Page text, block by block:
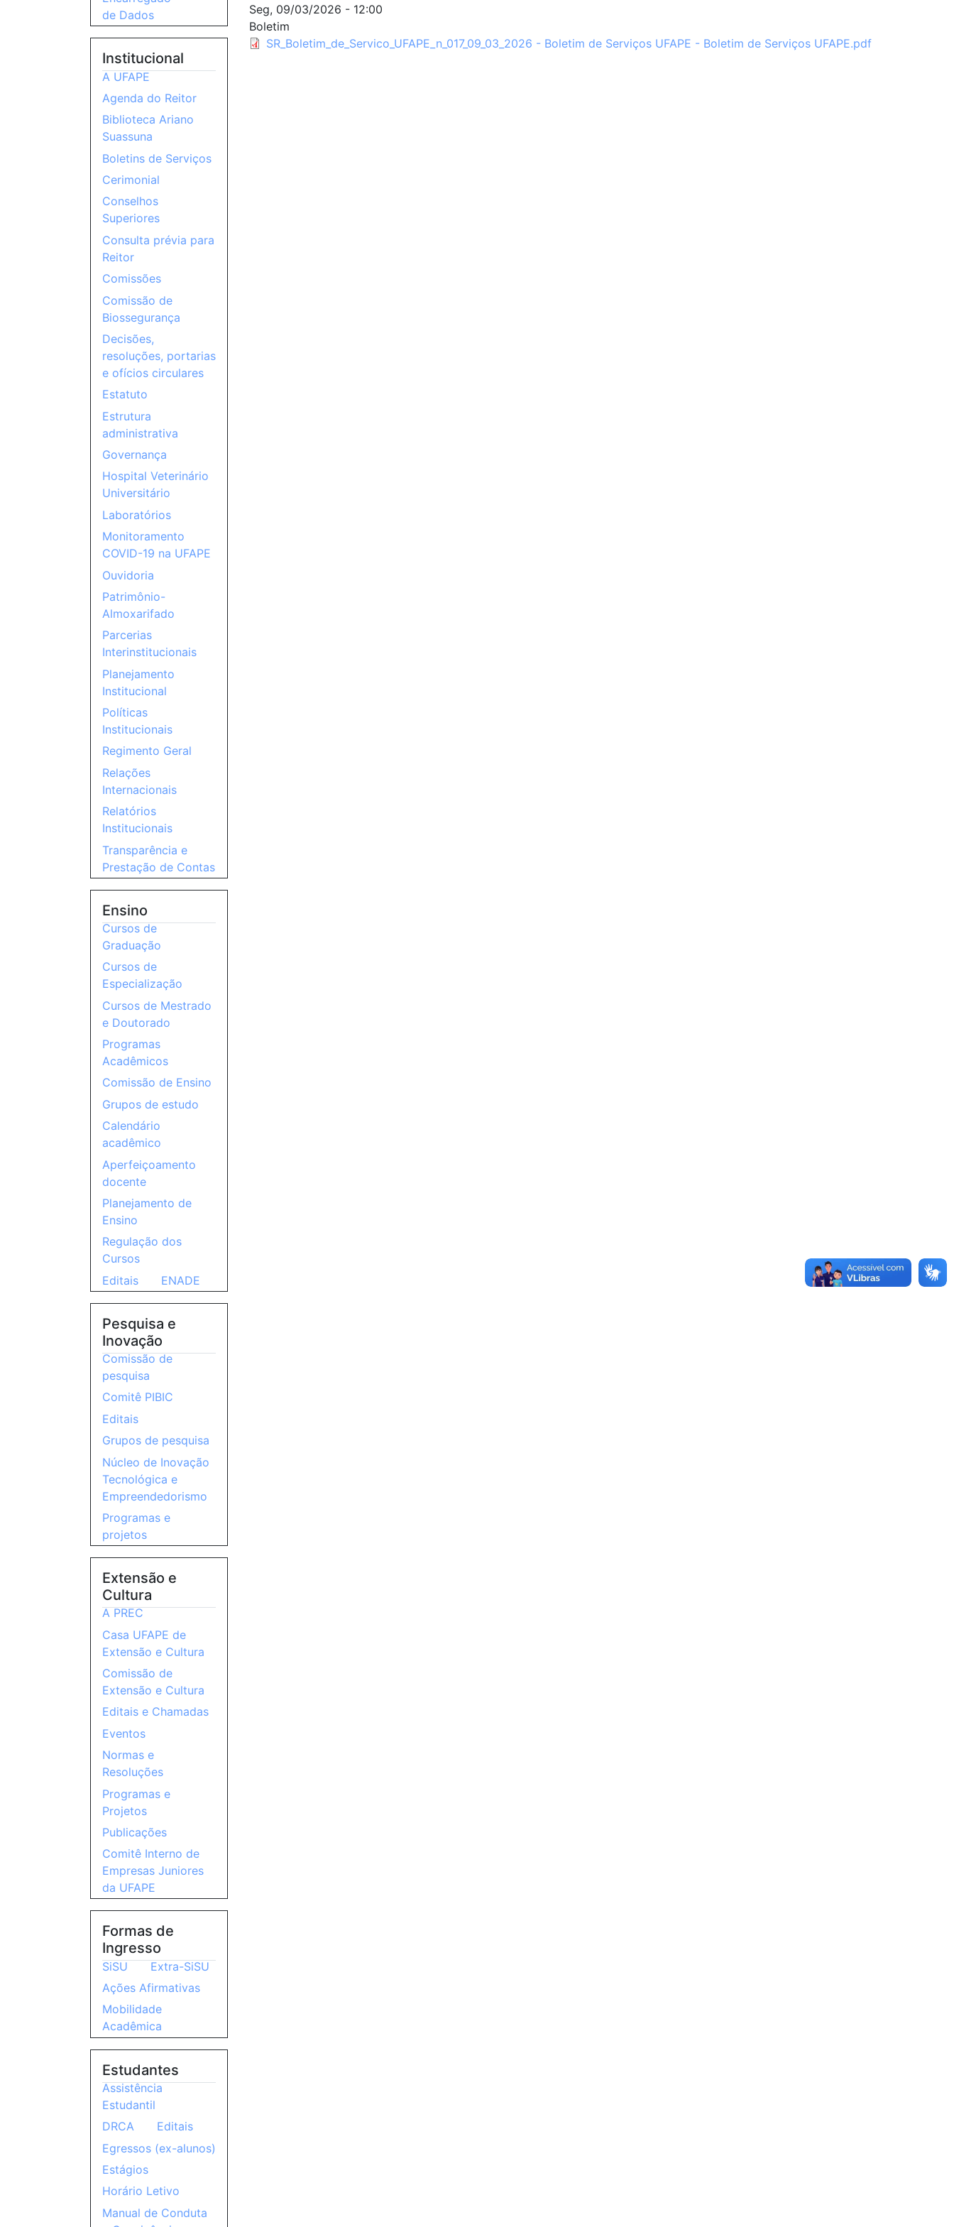
Seg, 09/03/2026 - 12:00
Boletim
SR_Boletim_de_Servico_UFAPE_n_017_09_03_2026 - Boletim de Serviços UFAPE - Boletim de Serviços UFAPE.pdf
de Dados
Institucional
A UFAPE
Agenda do Reitor
Biblioteca Ariano
Suassuna
Boletins de Serviços
Cerimonial
Conselhos
Superiores
Consulta prévia para
Reitor
Comissões
Comissão de
Biossegurança
Decisões,
resoluções, portarias
e ofícios circulares
Estatuto
Estrutura
administrativa
Governança
Hospital Veterinário
Universitário
Laboratórios
Monitoramento
COVID-19 na UFAPE
Ouvidoria
Patrimônio-
Almoxarifado
Parcerias
Interinstitucionais
Planejamento
Institucional
Políticas
Institucionais
Regimento Geral
Relações
Internacionais
Relatórios
Institucionais
Transparência e
Prestação de Contas
Ensino
Cursos de
Graduação
Cursos de
Especialização
Cursos de Mestrado
e Doutorado
Programas
Acadêmicos
Comissão de Ensino
Grupos de estudo
Calendário
acadêmico
Aperfeiçoamento
docente
Planejamento de
Ensino
Regulação dos
Cursos
Editais
ENADE
Pesquisa e
Inovação
Comissão de
pesquisa
Comitê PIBIC
Editais
Grupos de pesquisa
Núcleo de Inovação
Tecnológica e
Empreendedorismo
Programas e
projetos
Extensão e
Cultura
A PREC
Casa UFAPE de
Extensão e Cultura
Comissão de
Extensão e Cultura
Editais e Chamadas
Eventos
Normas e
Resoluções
Programas e
Projetos
Publicações
Comitê Interno de
Empresas Juniores
da UFAPE
Formas de
Ingresso
SiSU
Extra-SiSU
Ações Afirmativas
Mobilidade
Acadêmica
Estudantes
Assistência
Estudantil
DRCA
Editais
Egressos (ex-alunos)
Estágios
Horário Letivo
Manual de Conduta